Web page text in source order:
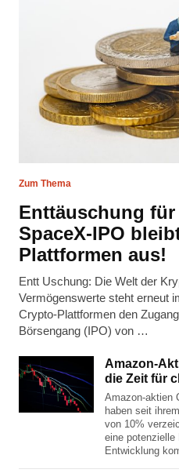
Zum Thema
Enttäuschung
SpaceX-IPO
Plattformen aus!
Entt Uschung: Die Welt der
Vermögenswerte steht erneut
Crypto-Plattformen den
Börsengang (IPO) von …
Amazon-
die Zeit für
Amazon-aktien
haben seit
von 10%
eine potenzielle
Entwicklung